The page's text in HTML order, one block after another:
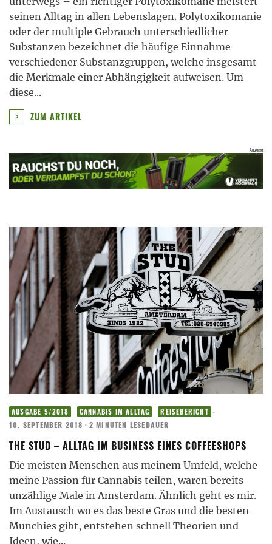
seinen Alltag in allen Lebenslagen. Polytoxikomanie
oder der multiple Gebrauch unterschiedlicher
Substanzen bezeichnet die häufige Einnahme
verschiedener Substanzgruppen, welche insgesamt
die Merkmale einer Abhängigkeit aufweisen. Um
diese...
ZUM ARTIKEL
AUSGABE 5/2018 CANNABIS IM ALLTAG REISEBERICHT ·
10. SEPTEMBER 2018 · 2 MINUTEN LESEDAUER
THE STUD – ALLTAG IM BUSINESS EINES COFFEESHOPS
Die meisten Menschen aus meinem Umfeld, welche
meine Passion für Cannabis teilen, waren bereits
unzählige Male in Amsterdam. Ähnlich geht es mir.
Im Austausch wo es das beste Gras und die besten
Munchies gibt, entstehen schnell Theorien und
Ideen, wie...